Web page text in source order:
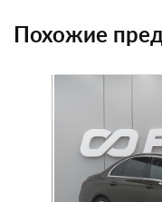
Похожие